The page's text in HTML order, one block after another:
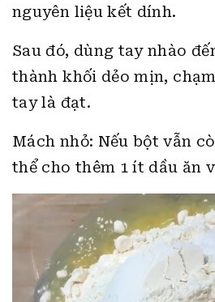
nguyên liệu kết dính.
Sau đó, dùng tay nhào
thành khối dẻo mịn,
tay là đạt.
Mách nhỏ: Nếu bột vẫn
thể cho thêm 1 ít dầu ăn